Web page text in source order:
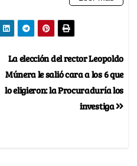
La elección del rector Leopoldo
Múnera le salió cara a los 6 que
lo eligieron: la Procuraduría los
investiga